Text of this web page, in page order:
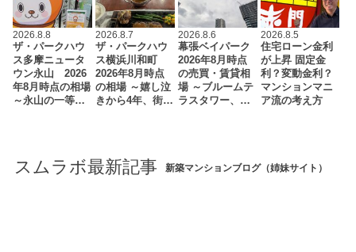
2026.8.8
ザ・パークハウ
ス多摩ニュータ
ウン永山 2026
年8月時点の相場
～永山の一等…
2026.8.7
ザ・パークハウ
ス横浜川和町
2026年8月時点
の相場 ～嬉し泣
きから4年、街…
2026.8.6
幕張ベイパーク
2026年8月時点
の売買・賃貸相
場 ～ブルームテ
ラスタワー、…
2026.8.5
住宅ローン金利
が上昇 固定金
利？変動金利？
マンションマニ
ア流の考え方
スムラボ最新記事 新築マンションブログ（姉妹サイト）